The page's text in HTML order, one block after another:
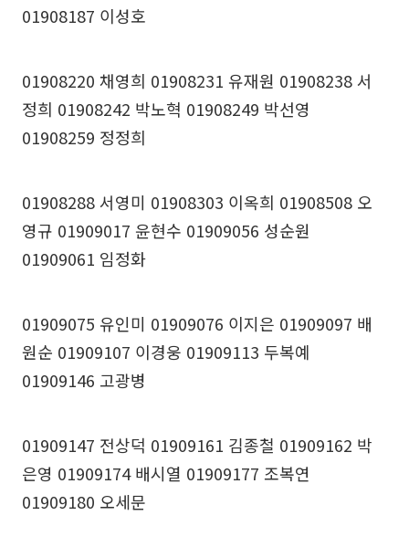
01908187 이성호
01908220 채영희 01908231 유재원 01908238 서
정희 01908242 박노혁 01908249 박선영
01908259 정정희
01908288 서영미 01908303 이옥희 01908508 오
영규 01909017 윤현수 01909056 성순원
01909061 임정화
01909075 유인미 01909076 이지은 01909097 배
원순 01909107 이경웅 01909113 두복예
01909146 고광병
01909147 전상덕 01909161 김종철 01909162 박
은영 01909174 배시열 01909177 조복연
01909180 오세문